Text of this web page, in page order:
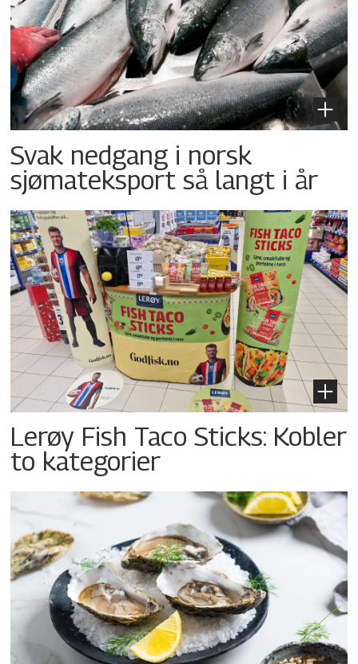
Svak nedgang i norsk
sjømateksport så langt i år
Lerøy Fish Taco Sticks: Kobler
to kategorier